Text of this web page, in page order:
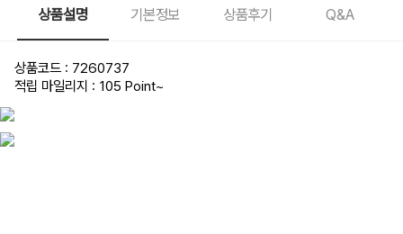
상품설명 기본정보 상품후기 Q&A
상품코드 : 7260737
적립 마일리지 : 105 Point~